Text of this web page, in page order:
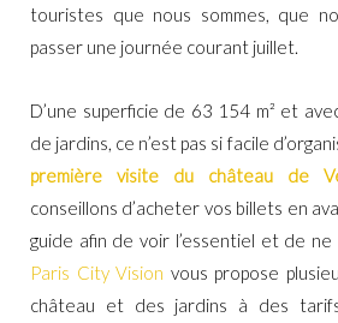
touristes que nous sommes, que
passer une journée courant juillet.
D’une superficie de 63 154 m² et
de jardins, ce n’est pas si facile
première visite du château de
conseillons d’acheter vos billets en
guide afin de voir l’essentiel et de
Paris City Vision vous propose
château et des jardins à des